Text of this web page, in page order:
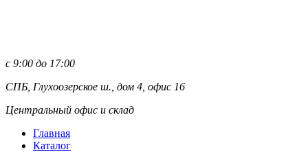
с 9:00 до 17:00
СПБ, Глухоозерское ш., дом 4, офис 16
Центральный офис и склад
Главная
Каталог